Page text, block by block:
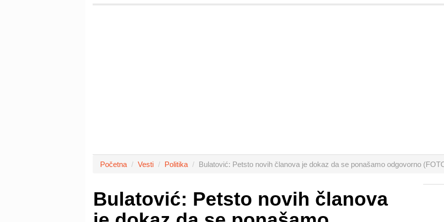
Početna Vesti Politika Bulatović: Petsto novih članova je dokaz da se ponašamo odgovorno
Bulatović: Petsto novih članova